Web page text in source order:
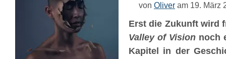
von Oliver am 19. März
Erst die Zukunft wird
Valley of Vision noch
Kapitel in der